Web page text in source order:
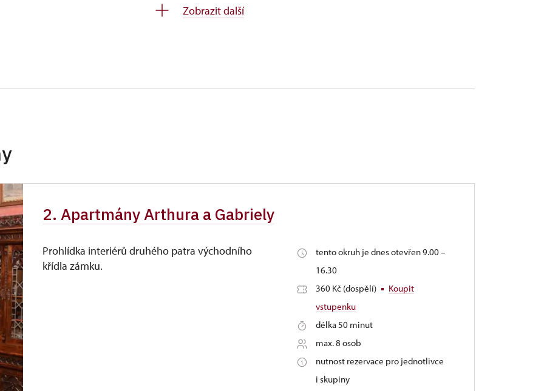
příslušníci)
zdarma
zdarma
Zobrazit další
2. Apartmány Arthura a Gabriely
Prohlídka interiérů druhého patra východního
křídla zámku.
tento okruh je dnes otevřen 9.00 –
16.30
360 Kč (dospělí)
Koupit
vstupenku
délka 50 minut
max. 8 osob
nutnost rezervace pro jednotlivce
i skupiny